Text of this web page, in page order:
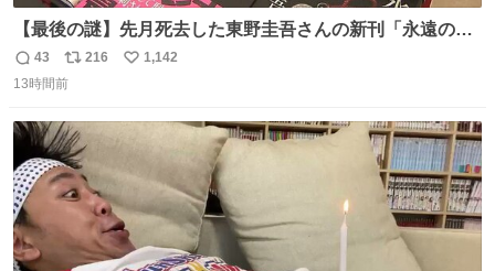
【最後の謎】先月死去した東野圭吾さんの新刊「永遠の記
憶」発売 代表作「ガリレオ」シリーズ最新作
news.livedoor.com/article/detail… 68歳で亡くなった作家
かりの新刊も加わり、多くのファンが足を運んでいた。
返
信
43
リ
ポ
ト
数
216
い
数
1,142
13時間前